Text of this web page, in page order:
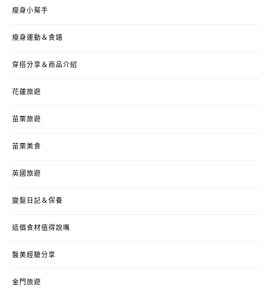
瘦身小幫手
瘦身運動＆食譜
穿搭分享＆商品介紹
花蓮旅遊
苗栗旅遊
苗栗美食
英國旅遊
變髮日記＆保養
這個食材值得說嘴
醫美經驗分享
金門旅遊